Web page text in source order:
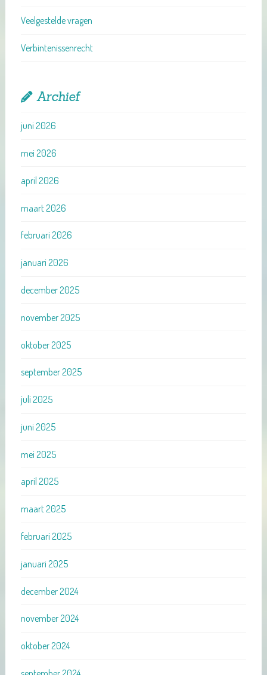
Veelgestelde vragen
Verbintenissenrecht
Archief
juni 2026
mei 2026
april 2026
maart 2026
februari 2026
januari 2026
december 2025
november 2025
oktober 2025
september 2025
juli 2025
juni 2025
mei 2025
april 2025
maart 2025
februari 2025
januari 2025
december 2024
november 2024
oktober 2024